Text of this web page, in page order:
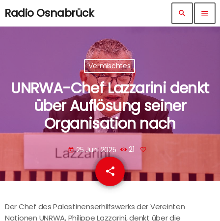
Radio Osnabrück search menu
Vermischtes
UNRWA-Chef Lazzarini denkt
über Auflösung seiner
Organisation nach
today 25 Juni 2025 21
share
email
Der Chef des Palästinenserhilfswerks der Vereinten
Nationen UNRWA, Philippe Lazzarini, denkt über die